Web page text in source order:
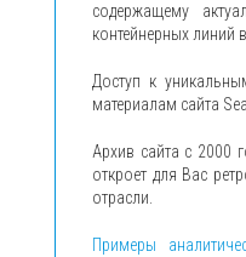
содержащему
контейнерных линий
Доступ к
материалам сайта
Архив сайта с 2000
откроет для Вас
отрасли.
Примеры